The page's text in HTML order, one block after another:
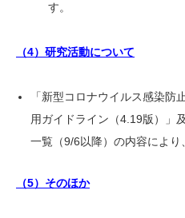
す。
（4）研究活動について
「新型コロナウイルス感染防
用ガイドライン（4.19版）」
一覧（9/6以降）の内容により
（5）そのほか